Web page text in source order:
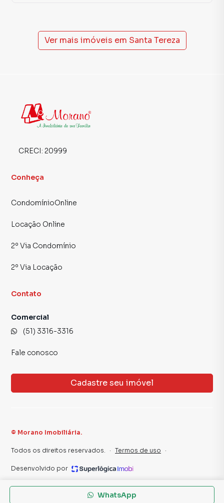
Ver mais imóveis em Santa Tereza
WhatsApp
CRECI: 20999
Conheça
CondomínioOnline
Locação Online
2º Via Condomínio
2º Via Locação
Contato
Comercial
(51) 3316-3316
Fale conosco
Cadastre seu imóvel
© Morano Imobiliária.
Todos os direitos reservados. · Termos de uso ·
Desenvolvido por